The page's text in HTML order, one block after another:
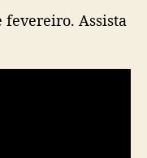
o
fevereiro. Assista